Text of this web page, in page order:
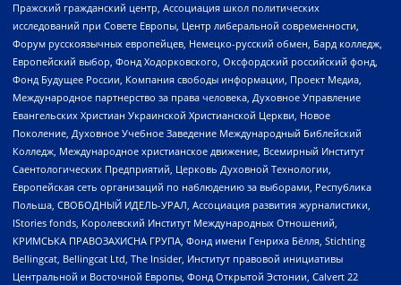
Пражский гражданский центр, Ассоциация школ политических
исследований при Совете Европы, Центр либеральной современности,
Форум русскоязычных европейцев, Немецко-русский обмен, Бард колледж,
Европейский выбор, Фонд Ходорковского, Оксфордский российский фонд,
Фонд Будущее России, Компания свободы информации, Проект Медиа,
Международное партнерство за права человека, Духовное Управление
Евангельских Христиан Украинской Христианской Церкви, Новое
Поколение, Духовное Учебное Заведение Международный Библейский
Колледж, Международное христианское движение, Всемирный Институт
Саентологических Предприятий, Церковь Духовной Технологии,
Европейская сеть организаций по наблюдению за выборами, Республика
Польша, СВОБОДНЫЙ ИДЕЛЬ-УРАЛ, Ассоциация развития журналистики,
IStories fonds, Королевский Институт Международных Отношений,
КРИМСЬКА ПРАВОЗАХИСНА ГРУПА, Фонд имени Генриха Бёлля, Stichting
Bellingcat, Bellingcat Ltd, The Insider, Институт правовой инициативы
Центральной и Восточной Европы, Фонд Открытой Эстонии, Calvert 22